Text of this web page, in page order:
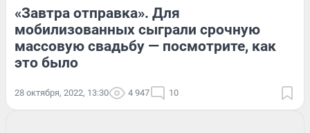
«Завтра отправка». Для
мобилизованных сыграли срочную
массовую свадьбу — посмотрите, как
это было
28 октября, 2022, 13:30 4 947 10